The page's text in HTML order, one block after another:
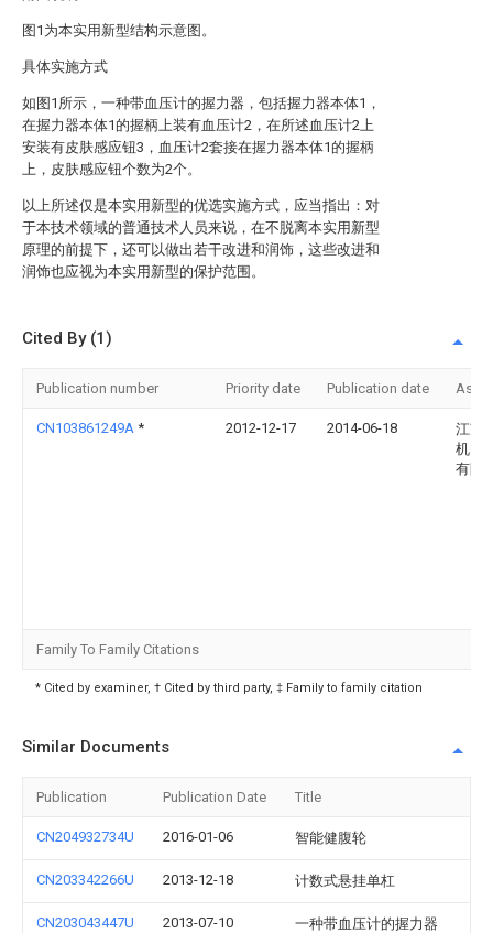
图1为本实用新型结构示意图。
具体实施方式
如图1所示，一种带血压计的握力器，包括握力器本体1，
在握力器本体1的握柄上装有血压计2，在所述血压计2上
安装有皮肤感应钮3，血压计2套接在握力器本体1的握柄
上，皮肤感应钮个数为2个。
以上所述仅是本实用新型的优选实施方式，应当指出：对
于本技术领域的普通技术人员来说，在不脱离本实用新型
原理的前提下，还可以做出若干改进和润饰，这些改进和
润饰也应视为本实用新型的保护范围。
Cited By (1)
Publication number Priority date Publication date
CN103861249A * 2012-12-17 2014-06-18
江苏
机电
有限
Family To Family Citations
* Cited by examiner, † Cited by third party, ‡ Family to family citation
Similar Documents
Publication Publication Date Title
CN204932734U 2016-01-06 智能健腹轮
CN203342266U 2013-12-18 计数式悬挂单杠
CN203043447U 2013-07-10 一种带血压计的握力器